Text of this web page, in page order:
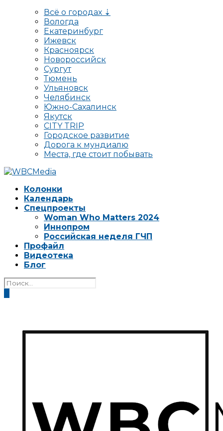
Всё о городах ⇣
Вологда
Екатеринбург
Ижевск
Красноярск
Новороссийск
Сургут
Тюмень
Ульяновск
Челябинск
Южно-Сахалинск
Якутск
CITY TRIP
Городское развитие
Дорога к мундиалю
Места, где стоит побывать
Колонки
Календарь
Спецпроекты
Woman Who Matters 2024
Иннопром
Российская неделя ГЧП
Профайл
Видеотека
Блог